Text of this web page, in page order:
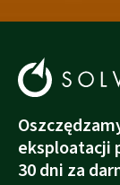
eksploatacji
30 dni za